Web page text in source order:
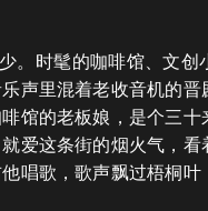
。时髦的咖啡馆、文
声里混着老收音机的
馆的老板娘，是个三
爱这条街的烟火气，
唱歌，歌声飘过梧桐